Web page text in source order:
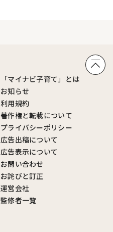
「マイナビ子育て」とは
お知らせ
利用規約
著作権と転載について
プライバシーポリシー
広告出稿について
広告表示について
お問い合わせ
お詫びと訂正
運営会社
監修者一覧